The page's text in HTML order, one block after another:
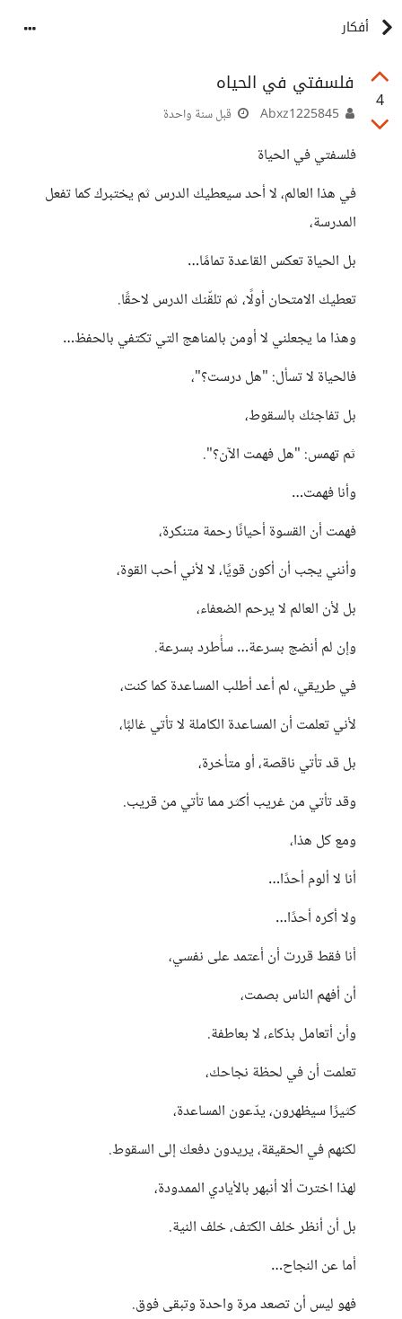
أفكار
4
فلسفتي في الحياه
قبل سنة واحدة
فلسفتي في الحياة
في هذا العالم، لا أحد سيعطيك الدرس ثم يختبرك كما تفعل
المدرسة،
بل الحياة تعكس القاعدة تمامًا…
تعطيك الامتحان أولًا، ثم تلقّنك الدرس لاحقًا.
وهذا ما يجعلني لا أومن بالمناهج التي تكتفي بالحفظ…
فالحياة لا تسأل: "هل درست؟"،
بل تفاجئك بالسقوط،
ثم تهمس: "هل فهمت الآن؟".
وأنا فهمت…
فهمت أن القسوة أحيانًا رحمة متنكرة،
وأنني يجب أن أكون قويًا، لا لأني أحب القوة،
بل لأن العالم لا يرحم الضعفاء،
وإن لم أنضج بسرعة… سأُطرد بسرعة.
في طريقي، لم أعد أطلب المساعدة كما كنت،
لأني تعلمت أن المساعدة الكاملة لا تأتي غالبًا،
بل قد تأتي ناقصة، أو متأخرة،
وقد تأتي من غريب أكثر مما تأتي من قريب.
ومع كل هذا،
أنا لا ألوم أحدًا…
ولا أكره أحدًا…
أنا فقط قررت أن أعتمد على نفسي،
أن أفهم الناس بصمت،
وأن أتعامل بذكاء، لا بعاطفة.
تعلمت أن في لحظة نجاحك،
كثيرًا سيظهرون، يدّعون المساعدة،
لكنهم في الحقيقة، يريدون دفعك إلى السقوط.
لهذا اخترت ألا أنبهر بالأيادي الممدودة،
بل أن أنظر خلف الكتف، خلف النية.
أما عن النجاح…
فهو ليس أن تصعد مرة واحدة وتبقى فوق.